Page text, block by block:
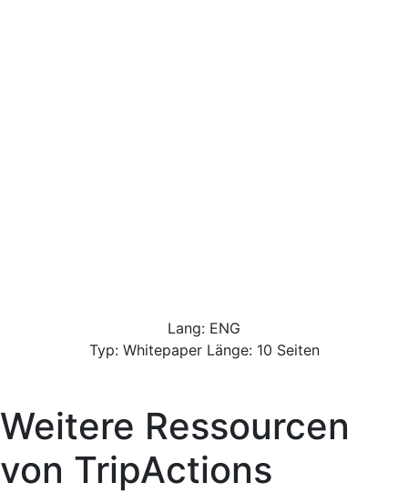
Lang: ENG
Typ: Whitepaper Länge: 10 Seiten
Weitere Ressourcen
von TripActions